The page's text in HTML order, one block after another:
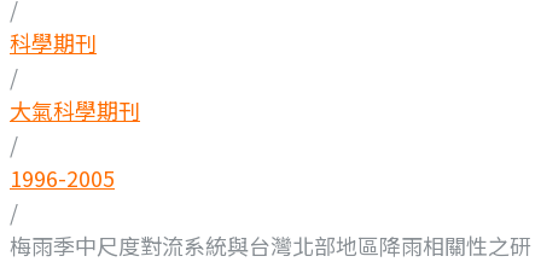
/
科學期刊
/
大氣科學期刊
/
1996-2005
/
梅雨季中尺度對流系統與台灣北部地區降雨相關性之研